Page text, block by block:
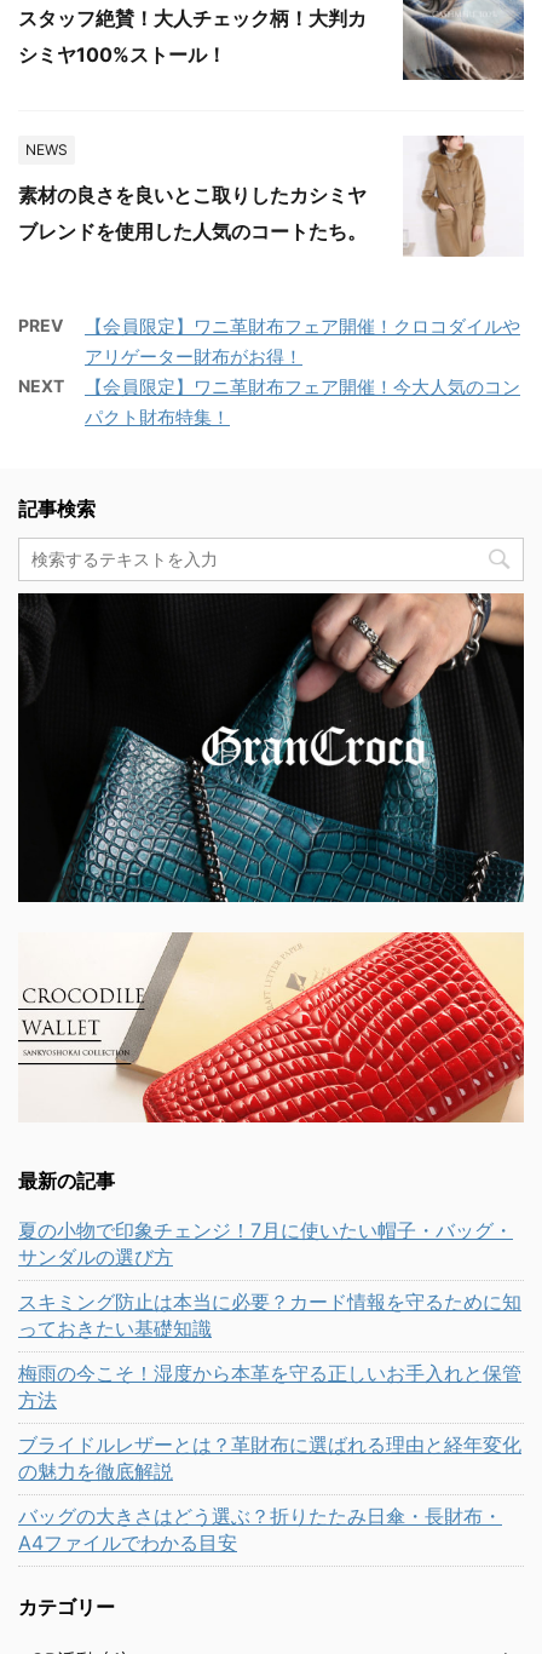
スタッフ絶賛！大人チェック柄！大判カ
シミヤ100%ストール！
NEWS
素材の良さを良いとこ取りしたカシミヤ
ブレンドを使用した人気のコートたち。
PREV
【会員限定】ワニ革財布フェア開催！クロコダイルや
アリゲーター財布がお得！
NEXT
【会員限定】ワニ革財布フェア開催！今大人気のコン
パクト財布特集！
記事検索
最新の記事
夏の小物で印象チェンジ！7月に使いたい帽子・バッグ・
サンダルの選び方
スキミング防止は本当に必要？カード情報を守るために知
っておきたい基礎知識
梅雨の今こそ！湿度から本革を守る正しいお手入れと保管
方法
ブライドルレザーとは？革財布に選ばれる理由と経年変化
の魅力を徹底解説
バッグの大きさはどう選ぶ？折りたたみ日傘・長財布・
A4ファイルでわかる目安
カテゴリー